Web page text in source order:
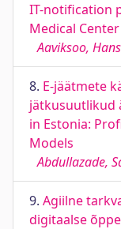
IT-notification
Medical
Aaviksoo,
8. E-jäätmete
jätkusuutlikud
in Estonia:
Models
Abdullazade,
9. Agiilne
digitaalse